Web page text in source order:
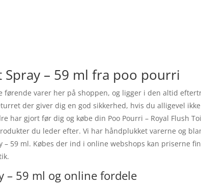
Spray – 59 ml fra poo pourri
førende varer her på shoppen, og ligger i den altid
der giver dig en god sikkerhed, hvis du alligevel
har gjort før dig og købe din Poo Pourri – Royal Flush
du leder efter. Vi har håndplukket varerne og
– 59 ml. Købes der ind i online webshops kan priserne
– 59 ml og online fordele